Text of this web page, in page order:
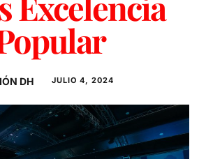
DH JULIO 4, 2024